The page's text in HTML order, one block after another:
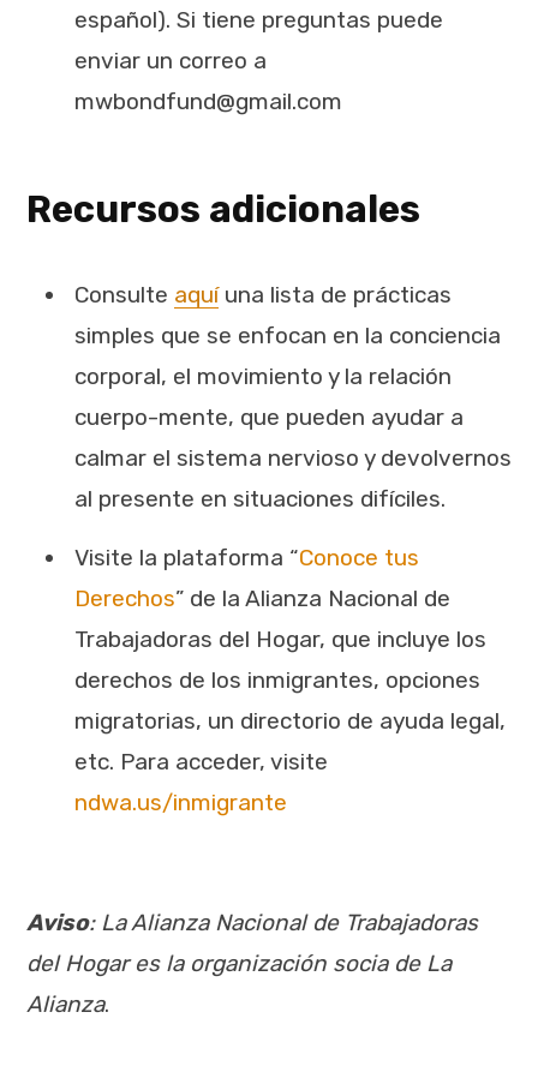
español). Si tiene preguntas puede
enviar un correo a
mwbondfund@gmail.com
Recursos adicionales
Consulte aquíuna lista de prácticas
simples que se enfocan en la conciencia
corporal, el movimiento y la relación
cuerpo-mente, que pueden ayudar a
calmar el sistema nervioso y devolvernos
al presente en situaciones difíciles.
Visite la plataforma “Conoce tus
Derechos” de la Alianza Nacional de
Trabajadoras del Hogar, que incluye los
derechos de los inmigrantes, opciones
migratorias, un directorio de ayuda legal,
etc. Para acceder, visite
ndwa.us/inmigrante
Aviso: La Alianza Nacional de Trabajadoras
del Hogar es la organización socia de La
Alianza.